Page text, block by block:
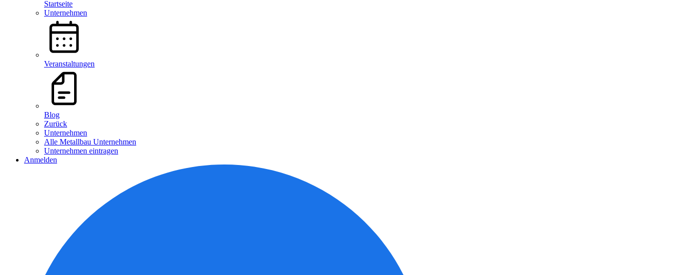
Startseite
Unternehmen
Veranstaltungen
Blog
Zurück
Unternehmen
Alle Metallbau Unternehmen
Unternehmen eintragen
Anmelden